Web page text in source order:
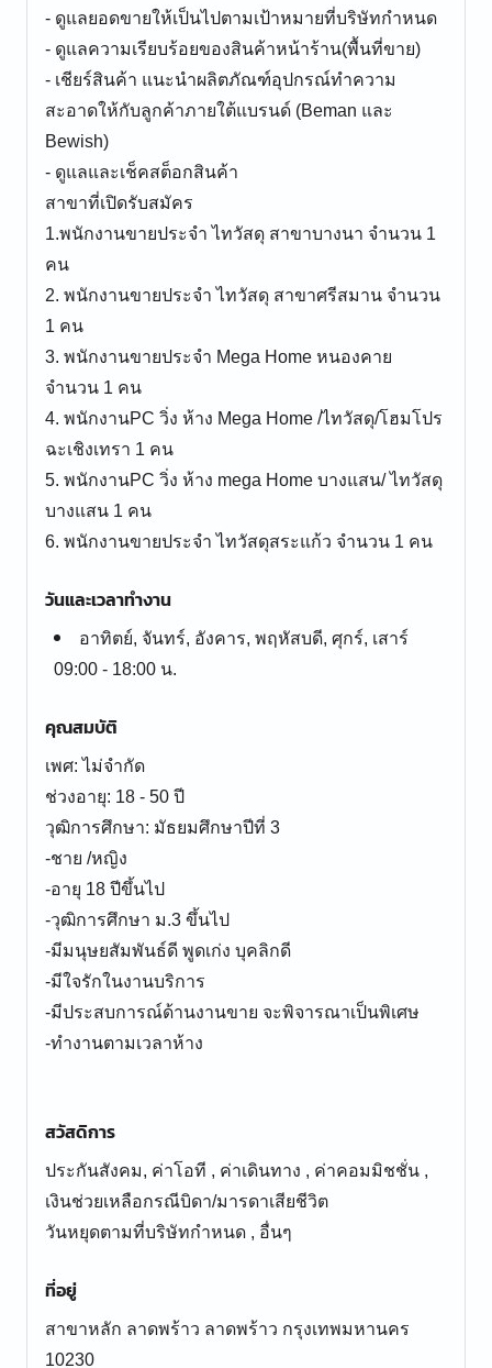
- ดูแลยอดขายให้เป็นไปตามเป้าหมายที่บริษัทกำหนด
- ดูแลความเรียบร้อยของสินค้าหน้าร้าน(พื้นที่ขาย)
- เชียร์สินค้า แนะนำผลิตภัณฑ์อุปกรณ์ทำความ
สะอาดให้กับลูกค้าภายใต้แบรนด์ (Beman และ
Bewish)
- ดูแลและเช็คสต็อกสินค้า
สาขาที่เปิดรับสมัคร
1.พนักงานขายประจำ ไทวัสดุ สาขาบางนา จำนวน 1
คน
2. พนักงานขายประจำ ไทวัสดุ สาขาศรีสมาน จำนวน
1 คน
3. พนักงานขายประจำ Mega Home หนองคาย
จำนวน 1 คน
4. พนักงานPC วิ่ง ห้าง Mega Home /ไทวัสดุ/โฮมโปร
ฉะเชิงเทรา 1 คน
5. พนักงานPC วิ่ง ห้าง mega Home บางแสน/ ไทวัสดุ
บางแสน 1 คน
วันและเวลาทำงาน
อาทิตย์, จันทร์, อังคาร, พฤหัสบดี, ศุกร์, เสาร์
09:00 - 18:00 น.
คุณสมบัติ
เพศ: ไม่จำกัด
ช่วงอายุ: 18 - 50 ปี
วุฒิการศึกษา: มัธยมศึกษาปีที่ 3
-ชาย /หญิง
-อายุ 18 ปีขึ้นไป
-วุฒิการศึกษา ม.3 ขึ้นไป
-มีมนุษยสัมพันธ์ดี พูดเก่ง บุคลิกดี
-มีใจรักในงานบริการ
-มีประสบการณ์ด้านงานขาย จะพิจารณาเป็นพิเศษ
-ทำงานตามเวลาห้าง
สวัสดิการ
ประกันสังคม, ค่าโอที , ค่าเดินทาง , ค่าคอมมิชชั่น ,
เงินช่วยเหลือกรณีบิดา/มารดาเสียชีวิต
ที่อยู่
สาขาหลัก ลาดพร้าว ลาดพร้าว กรุงเทพมหานคร
10230